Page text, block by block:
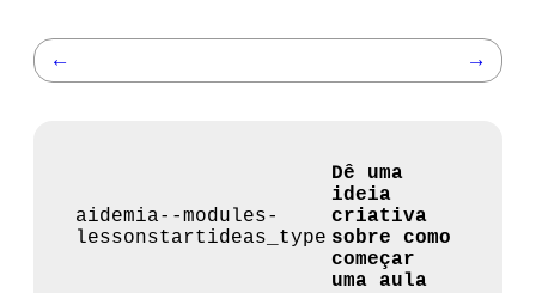
← →
aidemia--modules-
lessonstartideas_type
Dê uma
ideia
criativa
sobre como
começar
uma aula